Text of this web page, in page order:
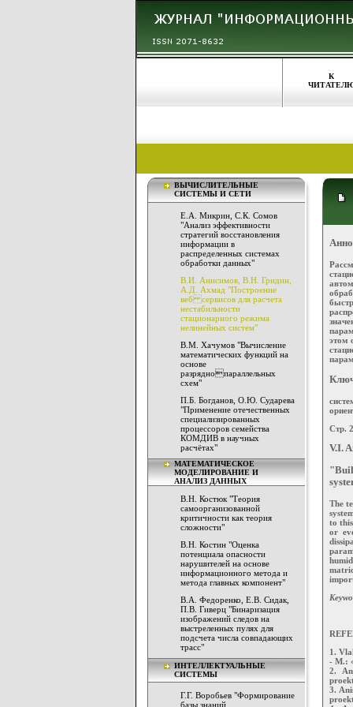
К
ВЫЧИСЛИТЕЛЬНЫЕ
СИСТЕМЫ И СЕТИ
Е.А. Микрин, С.К. Сомов
"Анализ эффективности
стратегий восстановления
информации в
распределенных системах
обработки данных"
В.И. Анисимов, В.Н. Гридин,
А.Д. Ахмад "Построение
веб сервисов для расчета
нестабильности
стационарного режима
нелинейных систем"
В.М. Хачумов "Вычисление
математических функций на
основе
разряднопараллельных
схем"
П.Б. Богданов, О.Ю. Сударева
"Применение отечественных
специализированных
процессоров семейства
КОМДИВ в научных
расчётах"
МАТЕМАТИЧЕСКОЕ
МОДЕЛИРОВАНИЕ И
АНАЛИЗ ДАННЫХ
В.Н. Костюк "Теория
самоорганизованной
критичности как теория
сложности"
В.Н. Костин "Оценка
потенциала опасности
нарушителей на основе
информационного метода и
метода главных компонент"
В.А. Федоренко, Е.В. Сидак,
П.В. Гиверц "Бинаризация
изображений следов на
выстреленных пулях для
подсчета числа совпадающих
трасс"
ИНТЕЛЛЕКТУАЛЬНЫЕ
СИСТЕМЫ
Г.Г. Воробьев "Формирование
базы знаний
этом
Стр.
V.I.
The
to
or
1.
- M.:
2.
3.